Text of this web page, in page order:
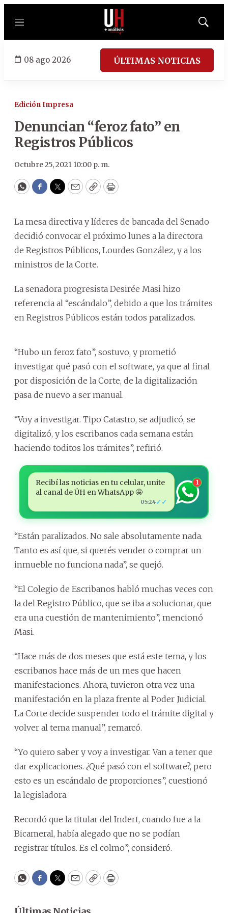
Menú
Mostrar
08 ago 2026 ÚLTIMAS NOTICIAS
Edición Impresa
Denuncian “feroz fato” en
Registros Públicos
Octubre 25, 2021 10:00 p. m.
WhatsApp
Facebook
Twitter
EmailCopyPrint
La mesa directiva y líderes de bancada del Senado
decidió convocar el próximo lunes a la directora
de Registros Públicos, Lourdes González, y a los
ministros de la Corte.
La senadora progresista Desirée Masi hizo
referencia al “escándalo”, debido a que los trámites
en Registros Públicos están todos paralizados.
“Hubo un feroz fato”, sostuvo, y prometió
investigar qué pasó con el software, ya que al final
por disposición de la Corte, de la digitalización
pasa de nuevo a ser manual.
“Voy a investigar. Tipo Catastro, se adjudicó, se
digitalizó, y los escribanos cada semana están
haciendo toditos los trámites”, refirió.
Recibí las noticias en tu celular, unite
al canal de ÚH en WhatsApp 🤩
05:24✓✓
1
“Están paralizados. No sale absolutamente nada.
Tanto es así que, si querés vender o comprar un
inmueble no funciona nada”, se quejó.
“El Colegio de Escribanos habló muchas veces con
la del Registro Público, que se iba a solucionar, que
era una cuestión de mantenimiento”, mencionó
Masi.
“Hace más de dos meses que está este tema, y los
escribanos hace más de un mes que hacen
manifestaciones. Ahora, tuvieron otra vez una
manifestación en la plaza frente al Poder Judicial.
La Corte decide suspender todo el trámite digital y
volver al tema manual”, remarcó.
“Yo quiero saber y voy a investigar. Van a tener que
dar explicaciones. ¿Qué pasó con el software?, pero
esto es un escándalo de proporciones”, cuestionó
la legisladora.
Recordó que la titular del Indert, cuando fue a la
Bicameral, había alegado que no se podían
registrar títulos. Es el colmo”, consideró.
WhatsApp
Facebook
Twitter
EmailCopyPrint